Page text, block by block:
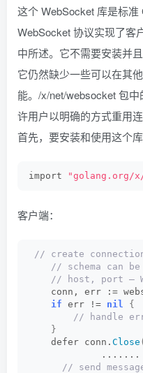
这个 WebSocket 库是标
WebSocket 协议实现了客
中所述。它不需要安装并
它仍然缺少一些可以在其
能。/x/net/websocket 包
许用户以明确的方式重用
首先，要安装和使用这个
import "golang.org/
客户端：
// create
// schema can
// host, port –
conn, err :=
if err != nil
{
// handle
}
    defer conn.
Close
             .......
// send